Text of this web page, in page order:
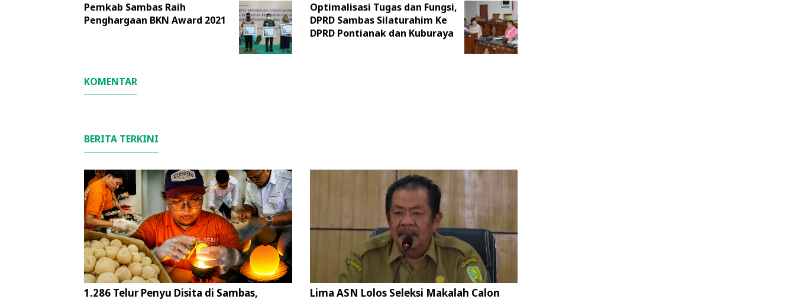
Pemkab Sambas Raih
Penghargaan BKN Award 2021
Optimalisasi Tugas dan Fungsi,
DPRD Sambas Silaturahim Ke
DPRD Pontianak dan Kuburaya
KOMENTAR
BERITA TERKINI
1.286 Telur Penyu Disita di Sambas, Lima ASN Lolos Seleksi Makalah Calon